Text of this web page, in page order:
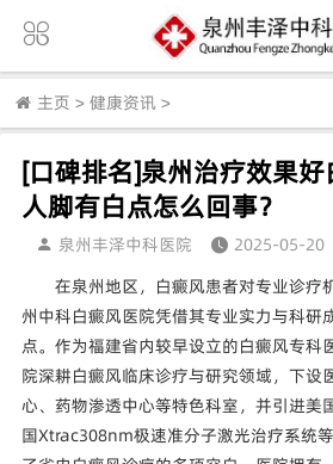
主页 > 健康资讯 >
[口碑排名]泉州治疗效果
人脚有白点怎么回事？
泉州丰泽中科医院
2025-05-20
在泉州地区，白癜风患者对专业诊疗
州中科白癜风医院凭借其专业实力与科研
点。作为福建省内较早设立的白癜风专科
院深耕白癜风临床诊疗与研究领域，下设
心、药物渗透中心等特色科室，并引进美
国Xtrac308nm极速准分子激光治疗系统